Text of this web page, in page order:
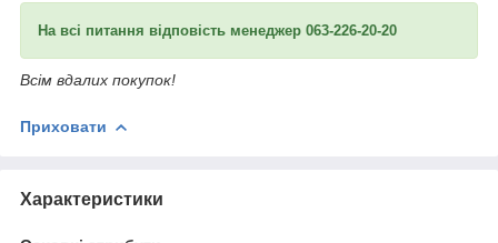
На всі питання відповість менеджер 063-226-20-20
Всім вдалих покупок!
Приховати
Характеристики